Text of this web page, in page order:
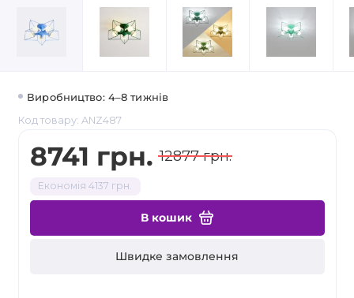
Виробництво: 4–8 тижнів
Код товару: ANZ487
8741 грн. 12877 грн.
Економія 4137 грн.
В кошик
Швидке замовлення